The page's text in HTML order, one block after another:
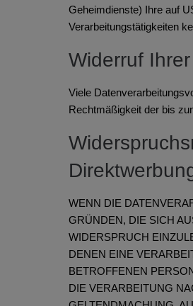
Geheimdienste) Ihre auf
Verarbeitungstätigkeiten
Widerruf
Viele
Rechtmäßigkeit der bis
WENN DIE
GRÜNDEN, DIE SICH
WIDERSPRUCH
DENEN EINE
BETROFFENEN
DIE VERARBEITUNG